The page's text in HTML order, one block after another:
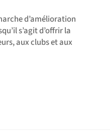
d’amélioration
s’agit d’offrir la
aux clubs et aux